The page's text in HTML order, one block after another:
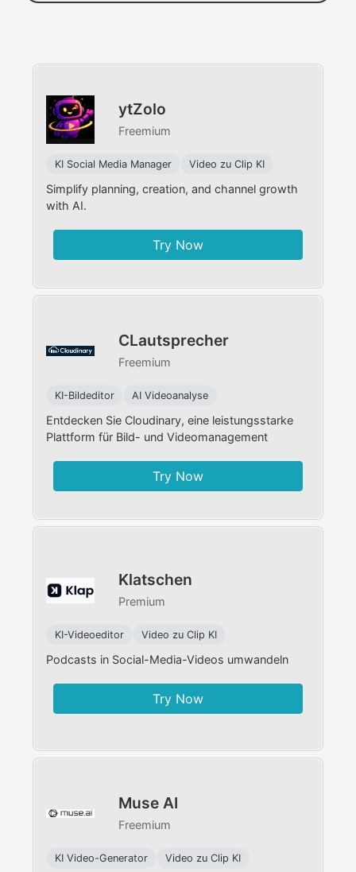
ytZolo
Freemium
KI Social Media Manager​ Video zu Clip KI
Simplify planning, creation, and channel growth
with AI.
Try Now
CLautsprecher
Freemium
KI-Bildeditor AI Videoanalyse
Entdecken Sie Cloudinary, eine leistungsstarke
Plattform für Bild- und Videomanagement
Try Now
Klatschen
Premium
KI-Videoeditor Video zu Clip KI
Podcasts in Social-Media-Videos umwandeln
Try Now
Muse AI
Freemium
KI Video-Generator Video zu Clip KI